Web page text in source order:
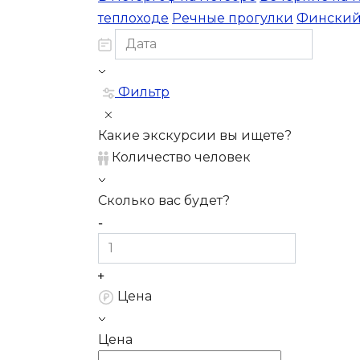
теплоходе Речные прогулки Финский
Фильтр
Какие экскурсии вы ищете?
Количество человек
Сколько вас будет?
Цена
Цена